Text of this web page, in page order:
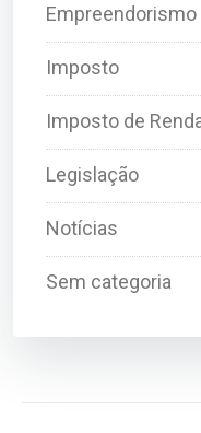
Empreendorismo
Imposto
Imposto de
Legislação
Notícias
Sem categoria